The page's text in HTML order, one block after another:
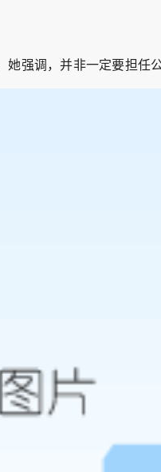
调，并非一定要担任